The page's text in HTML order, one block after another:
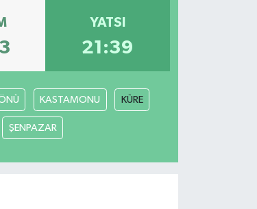
YATSI
21:39
KASTAMONU KÜRE
ŞENPAZAR